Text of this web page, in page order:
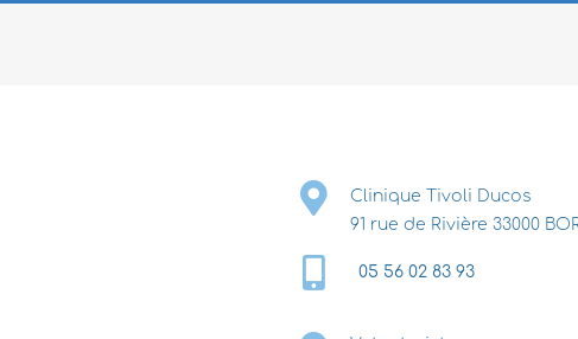
Clinique Tivoli Ducos
91 rue de Rivière 33000
05 56 02 83 93